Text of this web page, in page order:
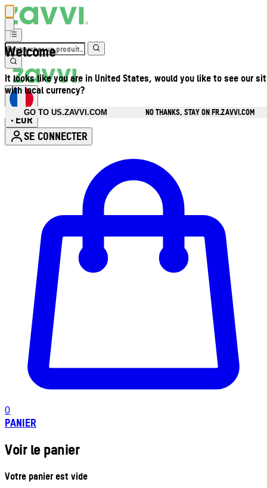
Welcome
It looks like you are in United States, would you like to see our
with local currency?
GO TO US.ZAVVI.COM
NO THANKS, STAY ON FR.ZAVVI.COM
• EUR
SE CONNECTER
0
PANIER
Voir le panier
Votre panier est vide